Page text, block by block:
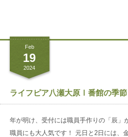
採用サイト
Feb
19
2024
ライフピア八瀬大原Ⅰ番館の季節
年が明け、受付には職員手作りの「辰」
職員にも大人気です！ 元日と2日には、